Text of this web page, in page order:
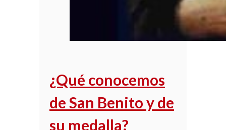
¿Qué conocemos
de San Benito y de
su medalla?